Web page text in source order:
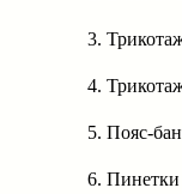
3.
4.
5. Пояс-
6. Пинетки